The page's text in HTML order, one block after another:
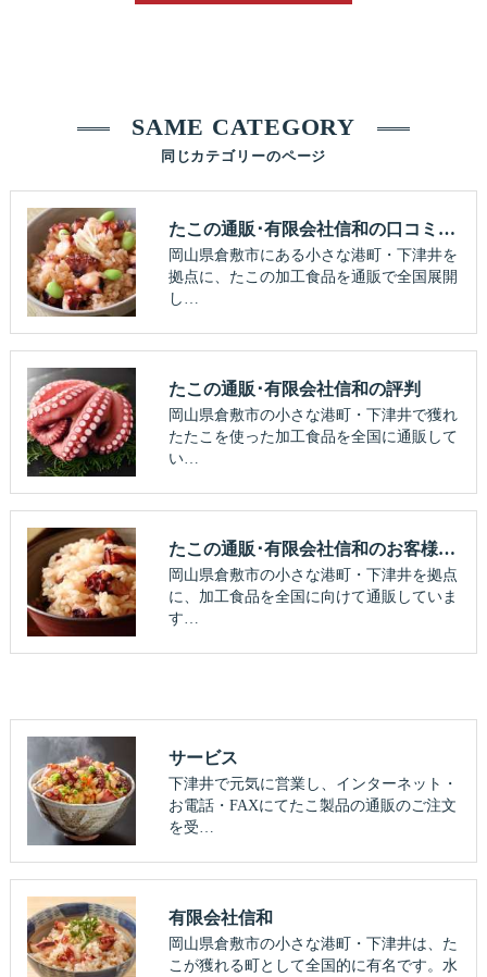
同じカテゴリーのページ
SAME CATEGORY
たこの通販･有限会社信和の口コミ情報
岡山県倉敷市にある小さな港町・下津井を
拠点に、たこの加工食品を通販で全国展開
し…
たこの通販･有限会社信和の評判
岡山県倉敷市の小さな港町・下津井で獲れ
たたこを使った加工食品を全国に通販して
い…
たこの通販･有限会社信和のお客様の声
岡山県倉敷市の小さな港町・下津井を拠点
に、加工食品を全国に向けて通販していま
す…
サービス
下津井で元気に営業し、インターネット・
お電話・FAXにてたこ製品の通販のご注文
を受…
有限会社信和
岡山県倉敷市の小さな港町・下津井は、た
こが獲れる町として全国的に有名です。水